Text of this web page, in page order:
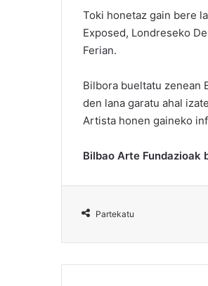
Toki honetaz gain bere
Exposed, Londreseko
Ferian.
Bilbora bueltatu zenean
den lana garatu ahal
Artista honen gaineko
Bilbao Arte Fundazioak
Partekatu